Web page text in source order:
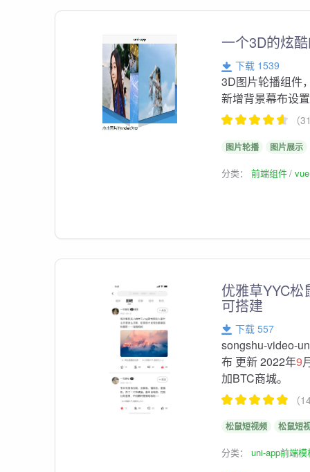
一个3D的炫
下载 1539
3D图片轮播组件
新增背景幕布设
（
图片轮播 图片展示
分类：前端组件
优雅草YYC
可搭建
下载 557
songshu-video-
布 更新 2022年9
加BTC商城。
（
松鼠短视频 松鼠短
分类：uni-app前端模